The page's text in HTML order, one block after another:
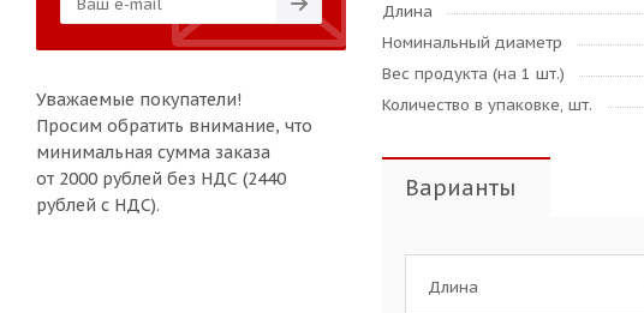
Длина
Номинальный диаметр
Вес продукта (на 1 шт.)
Количество в упаковке, шт.
Варианты
Длина
Уважаемые покупатели!
Просим обратить внимание, что
минимальная сумма заказа
от 2000 рублей без НДС (2440
рублей с НДС).